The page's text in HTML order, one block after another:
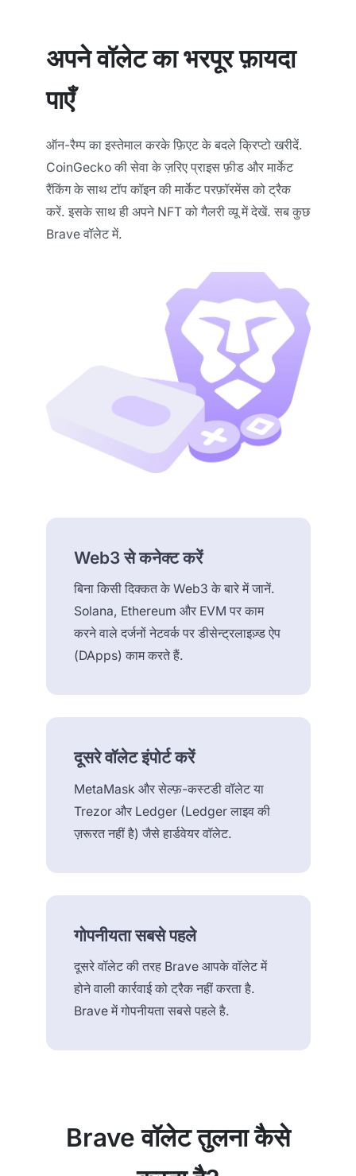
अपने वॉलेट का भरपूर फ़ायदा
पाएँ
ऑन-रैम्प का इस्तेमाल करके फ़िएट के बदले क्रिप्टो खरीदें.
CoinGecko की सेवा के ज़रिए प्राइस फ़ीड और मार्केट
रैंकिंग के साथ टॉप कॉइन की मार्केट परफ़ॉरमेंस को ट्रैक
करें. इसके साथ ही अपने NFT को गैलरी व्यू में देखें. सब कुछ
Brave वॉलेट में.
Web3 से कनेक्ट करें
बिना किसी दिक्कत के Web3 के बारे में जानें.
Solana, Ethereum और EVM पर काम
करने वाले दर्जनों नेटवर्क पर डीसेन्ट्रलाइज़्ड ऐप
(DApps) काम करते हैं.
दूसरे वॉलेट इंपोर्ट करें
MetaMask और सेल्फ़-कस्टडी वॉलेट या
Trezor और Ledger (Ledger लाइव की
ज़रूरत नहीं है) जैसे हार्डवेयर वॉलेट.
गोपनीयता सबसे पहले
दूसरे वॉलेट की तरह Brave आपके वॉलेट में
होने वाली कार्रवाई को ट्रैक नहीं करता है.
Brave में गोपनीयता सबसे पहले है.
Brave वॉलेट तुलना कैसे